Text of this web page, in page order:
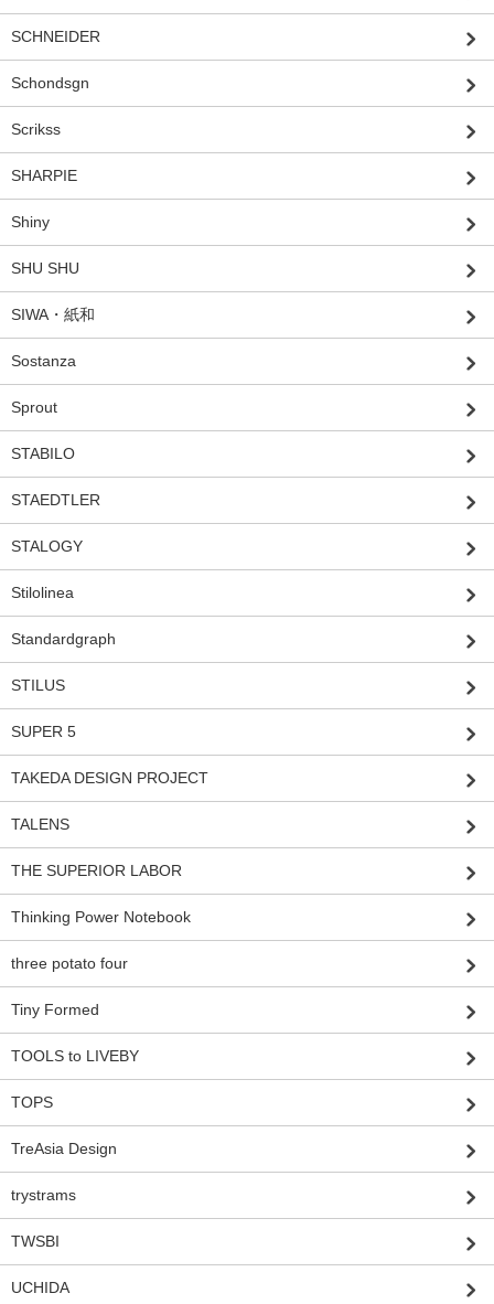
SCHNEIDER
Schondsgn
Scrikss
SHARPIE
Shiny
SHU SHU
SIWA・紙和
Sostanza
Sprout
STABILO
STAEDTLER
STALOGY
Stilolinea
Standardgraph
STILUS
SUPER 5
TAKEDA DESIGN PROJECT
TALENS
THE SUPERIOR LABOR
Thinking Power Notebook
three potato four
Tiny Formed
TOOLS to LIVEBY
TOPS
TreAsia Design
trystrams
TWSBI
UCHIDA